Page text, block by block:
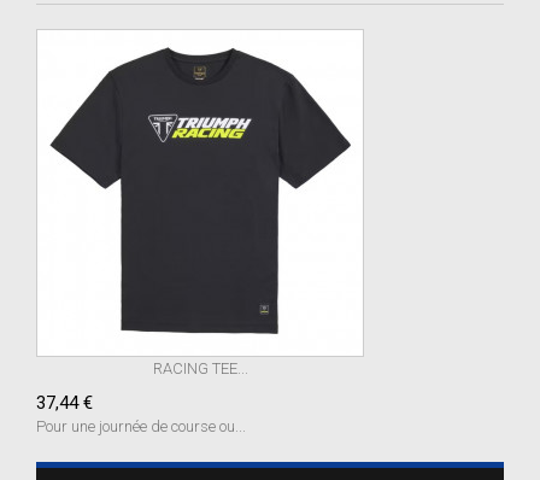
RACING TEE...
37,44 €
Pour une journée de course ou...